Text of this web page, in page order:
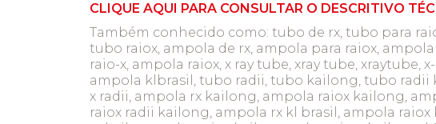
CLIQUE AQUI PARA CONSULTAR O DESCRITIVO
Também conhecido como: tubo de rx, tubo para
tubo raiox, ampola de rx, ampola para raiox,
raio-x, ampola raiox, x ray tube, xray tube,
ampola klbrasil, tubo radii, tubo kailong, tubo radii
x radii, ampola rx kailong, ampola raiox kailong,
raiox radii kailong, ampola rx kl brasil, ampola